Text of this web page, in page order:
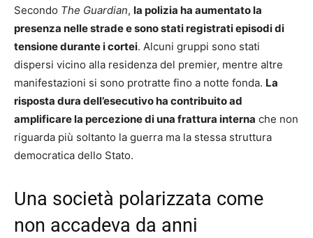
Secondo The Guardian, la polizia ha aumentato la
presenza nelle strade e sono stati registrati episodi di
tensione durante i cortei. Alcuni gruppi sono stati
dispersi vicino alla residenza del premier, mentre altre
manifestazioni si sono protratte fino a notte fonda. La
risposta dura dell’esecutivo ha contribuito ad
amplificare la percezione di una frattura interna che non
riguarda più soltanto la guerra ma la stessa struttura
democratica dello Stato.
Una società polarizzata come
non accadeva da anni